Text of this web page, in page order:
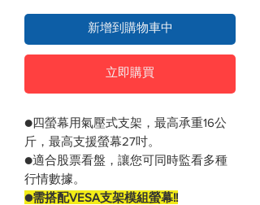
新增到購物車中
立即購買
●四螢幕用氣壓式支架，最高承重16公
斤，最高支援螢幕27吋。
●適合股票看盤，讓您可同時監看多種
行情數據。
●需搭配VESA支架模組螢幕!!